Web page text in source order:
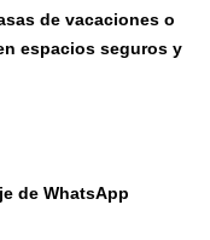
de vacaciones o
espacios seguros y
de WhatsApp